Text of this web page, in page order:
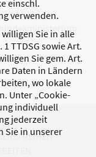
einschl.
verwenden.
Sie in alle
TTDSG sowie Art.
Sie gem. Art.
Daten in Ländern
wo lokale
Unter „Cookie-
individuell
jederzeit
Sie in unserer